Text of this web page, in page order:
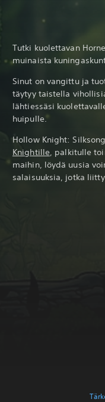
Tutki kuolettavan
muinaista
Sinut on vangittu ja
täytyy taistella
lähtiessäsi
huipulle.
Hollow Knight:
Knightille , palkitulle
maihin, löydä uusia
salaisuuksia, jotka